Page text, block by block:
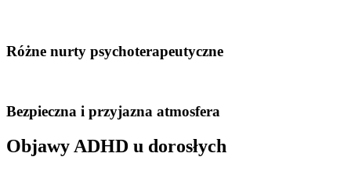
Różne nurty psychoterapeutyczne
Bezpieczna i przyjazna atmosfera
Objawy ADHD u dorosłych